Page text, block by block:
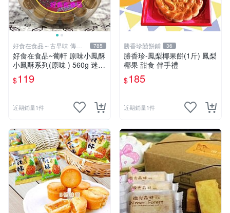
好食在食品～古早味 傳統
美食
785
好食在食品~葡軒 原味小鳳酥
小鳳酥系列(原味 ) 560g 迷你
小鳳酥 鳳梨酥
$119
近期銷量1件
勝香珍囍餅鋪 36
勝香珍-鳳梨椰果餅(1斤) 鳳梨
椰果 甜食 伴手禮
$185
近期銷量1件